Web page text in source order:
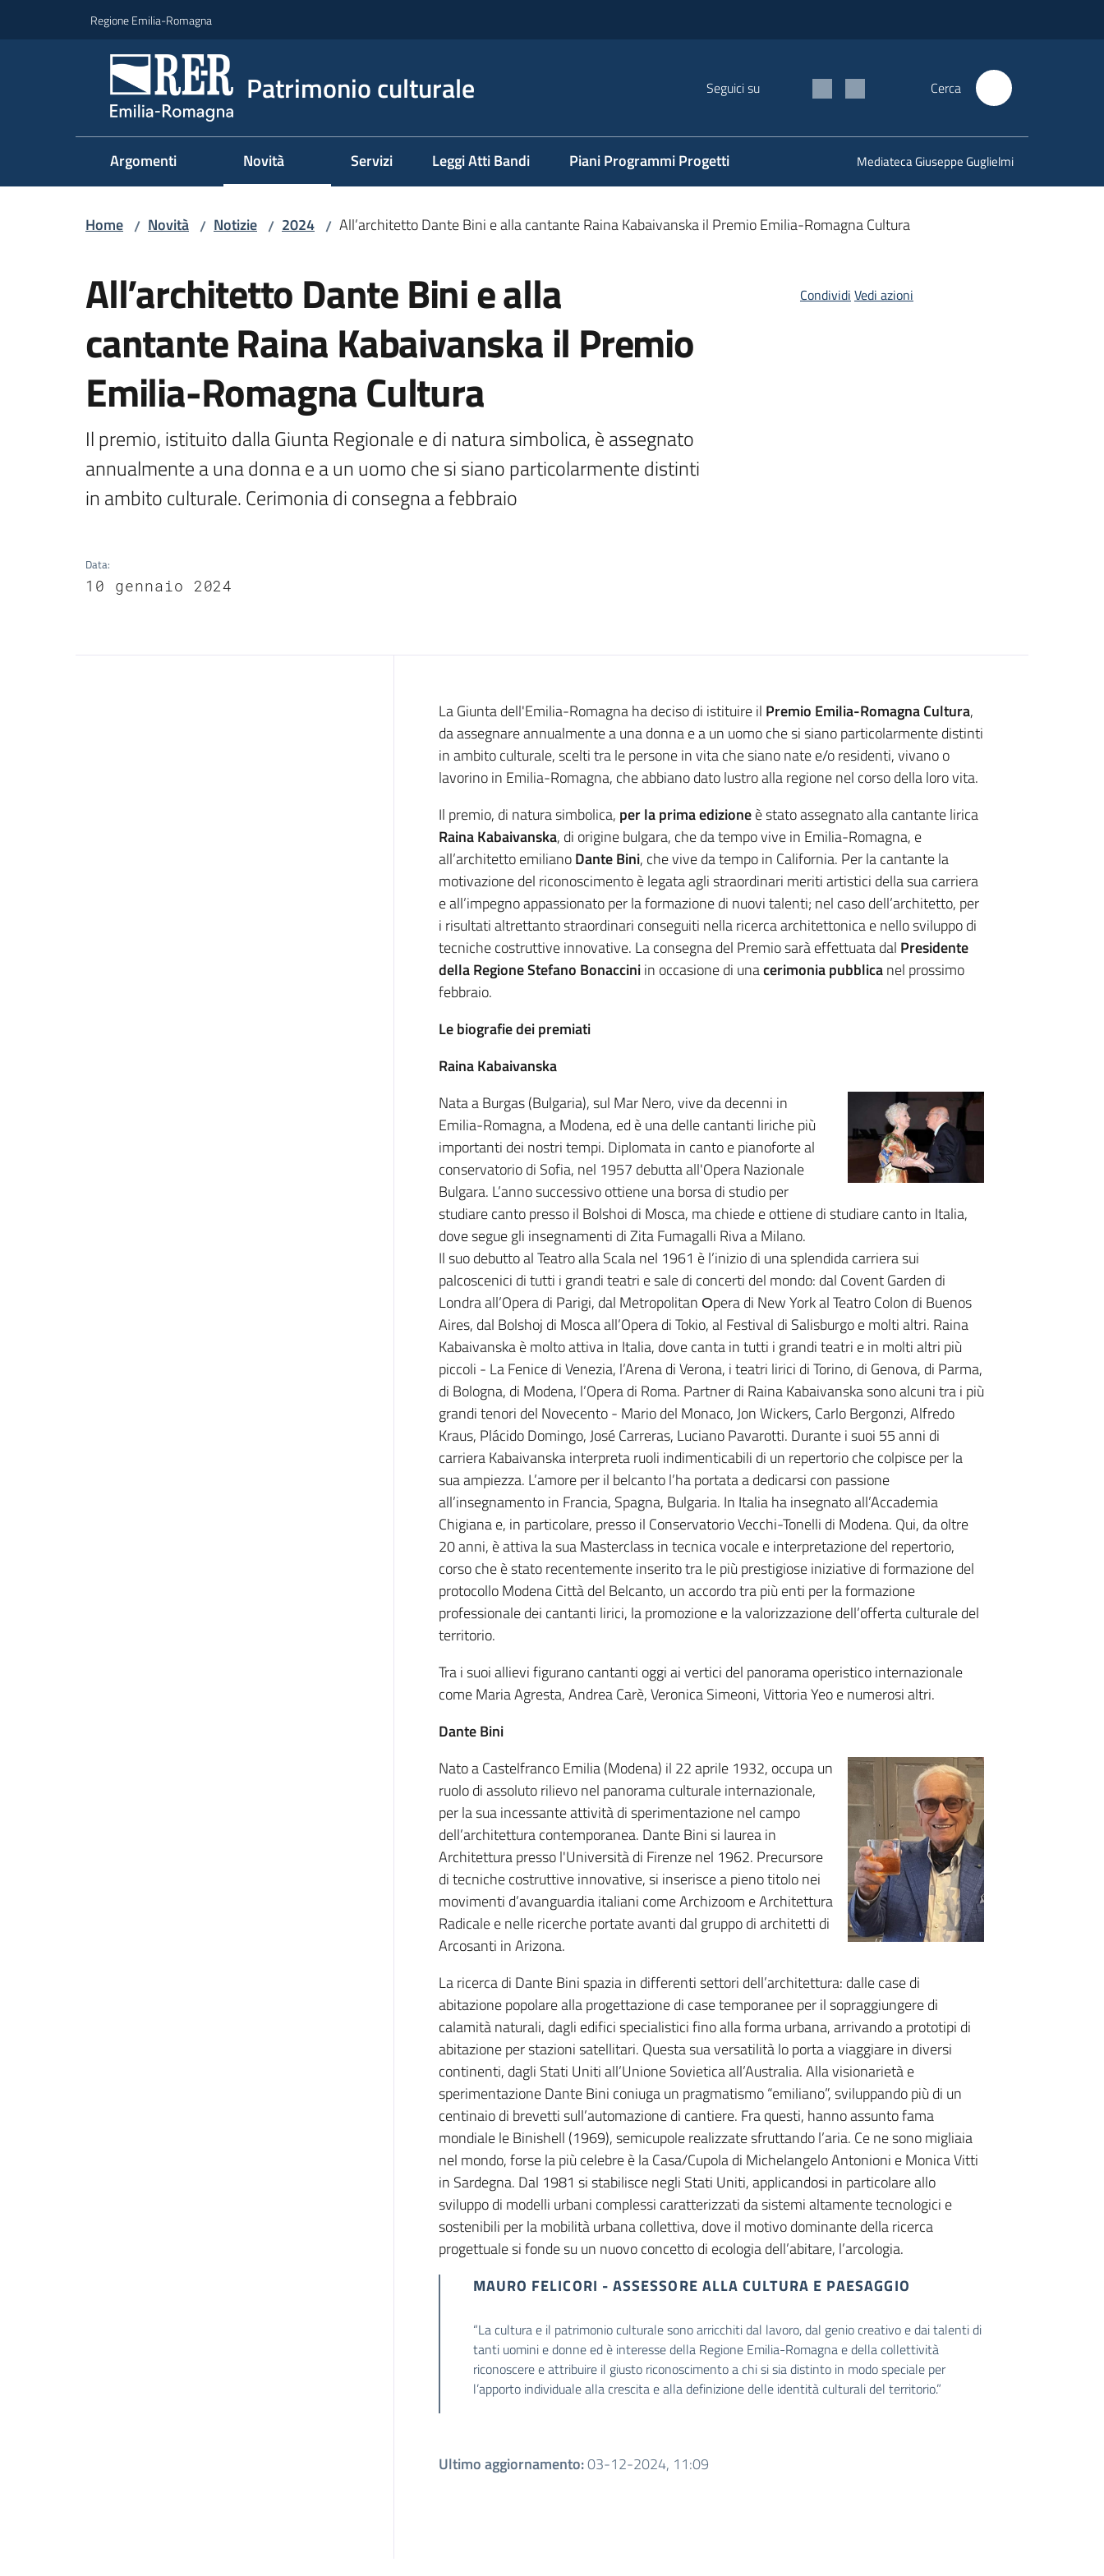
Regione Emilia-Romagna
Patrimonio culturale Seguici su Cerca
Argomenti Novità Servizi Leggi Atti Bandi Piani Programmi Progetti Mediateca Giuseppe Guglielmi
Home / Novità / Notizie / 2024 / All’architetto Dante Bini e alla cantante Raina Kabaivanska il Premio Emilia-Romagna Cultura
All’architetto Dante Bini e alla
cantante Raina Kabaivanska il Premio
Emilia-Romagna Cultura
Il premio, istituito dalla Giunta Regionale e di natura simbolica, è assegnato
annualmente a una donna e a un uomo che si siano particolarmente distinti
in ambito culturale. Cerimonia di consegna a febbraio
Data:
10 gennaio 2024
Condividi Vedi azioni
Introduzione
La Giunta dell'Emilia-Romagna ha deciso di istituire il Premio Emilia-Romagna Cultura,
da assegnare annualmente a una donna e a un uomo che si siano particolarmente distinti
in ambito culturale, scelti tra le persone in vita che siano nate e/o residenti, vivano o
lavorino in Emilia-Romagna, che abbiano dato lustro alla regione nel corso della loro vita.
Il premio, di natura simbolica, per la prima edizioneè stato assegnato alla cantante lirica
Raina Kabaivanska, di origine bulgara, che da tempo vive in Emilia-Romagna, e
all’architetto emilianoDante Bini, che vive da tempo in California. Per la cantante la
motivazione del riconoscimento è legata agli straordinari meriti artistici della sua carriera
e all’impegno appassionato per la formazione di nuovi talenti; nel caso dell’architetto, per
i risultati altrettanto straordinari conseguiti nella ricerca architettonica e nello sviluppo di
tecniche costruttive innovative. La consegna del Premio sarà effettuata dal Presidente
della RegioneStefano Bonacciniin occasione di unacerimonia pubblicanel prossimo
febbraio.
Le biografie dei premiati
Raina Kabaivanska
Nata a Burgas (Bulgaria), sul Mar Nero, vive da decenni in
Emilia-Romagna, a Modena, ed è una delle cantanti liriche più
importanti dei nostri tempi. Diplomata in canto e pianoforte al
conservatorio di Sofia, nel 1957 debutta all'Opera Nazionale
Bulgara. L’anno successivo ottiene una borsa di studio per
studiare canto presso il Bolshoi di Mosca, ma chiede e ottiene di studiare canto in Italia,
dove segue gli insegnamenti di Zita Fumagalli Riva a Milano.
Il suo debutto al Teatro alla Scala nel 1961 è l’inizio di una splendida carriera sui
palcoscenici di tutti i grandi teatri e sale di concerti del mondo: dal Covent Garden di
Londra all’Opera di Parigi, dal Metropolitan Оpera di New York al Teatro Colon di Buenos
Aires, dal Bolshoj di Mosca all’Opera di Tokio, al Festival di Salisburgo e molti altri. Raina
Kabaivanska è molto attiva in Italia, dove canta in tutti i grandi teatri e in molti altri più
piccoli - La Fenice di Venezia, l’Arena di Verona, i teatri lirici di Torino, di Genova, di Parma,
di Bologna, di Modena, l’Opera di Roma. Partner di Raina Kabaivanska sono alcuni tra i più
grandi tenori del Novecento - Mario del Monaco, Jon Wickers, Carlo Bergonzi, Alfredo
Kraus, Plácido Domingo, José Carreras, Luciano Pavarotti. Durante i suoi 55 anni di
carriera Kabaivanska interpreta ruoli indimenticabili di un repertorio che colpisce per la
sua ampiezza. L’amore per il belcanto l’ha portata a dedicarsi con passione
all’insegnamento in Francia, Spagna, Bulgaria. In Italia ha insegnato all’Accademia
Chigiana e, in particolare, presso il Conservatorio Vecchi-Tonelli di Modena. Qui, da oltre
20 anni, è attiva la sua Masterclass in tecnica vocale e interpretazione del repertorio,
corso che è stato recentemente inserito tra le più prestigiose iniziative di formazione del
protocollo Modena Città del Belcanto, un accordo tra più enti per la formazione
professionale dei cantanti lirici, la promozione e la valorizzazione dell’offerta culturale del
territorio.
Tra i suoi allievi figurano cantanti oggi ai vertici del panorama operistico internazionale
come Maria Agresta, Andrea Carè, Veronica Simeoni, Vittoria Yeo e numerosi altri.
Dante Bini
Nato a Castelfranco Emilia (Modena) il 22 aprile 1932, occupa un
ruolo di assoluto rilievo nel panorama culturale internazionale,
per la sua incessante attività di sperimentazione nel campo
dell’architettura contemporanea. Dante Bini si laurea in
Architettura presso l'Università di Firenze nel 1962. Precursore
di tecniche costruttive innovative, si inserisce a pieno titolo nei
movimenti d’avanguardia italiani come Archizoom e Architettura
Radicale e nelle ricerche portate avanti dal gruppo di architetti di
Arcosanti in Arizona.
La ricerca di Dante Bini spazia in differenti settori dell’architettura: dalle case di
abitazione popolare alla progettazione di case temporanee per il sopraggiungere di
calamità naturali, dagli edifici specialistici fino alla forma urbana, arrivando a prototipi di
abitazione per stazioni satellitari. Questa sua versatilità lo porta a viaggiare in diversi
continenti, dagli Stati Uniti all’Unione Sovietica all’Australia. Alla visionarietà e
sperimentazione Dante Bini coniuga un pragmatismo “emiliano”, sviluppando più di un
centinaio di brevetti sull’automazione di cantiere. Fra questi, hanno assunto fama
mondiale le Binishell (1969), semicupole realizzate sfruttando l’aria. Ce ne sono migliaia
nel mondo, forse la più celebre è la Casa/Cupola di Michelangelo Antonioni e Monica Vitti
in Sardegna. Dal 1981 si stabilisce negli Stati Uniti, applicandosi in particolare allo
sviluppo di modelli urbani complessi caratterizzati da sistemi altamente tecnologici e
sostenibili per la mobilità urbana collettiva, dove il motivo dominante della ricerca
progettuale si fonde su un nuovo concetto di ecologia dell’abitare, l’arcologia.
MAURO FELICORI - ASSESSORE ALLA CULTURA E PAESAGGIO
“La cultura e il patrimonio culturale sono arricchiti dal lavoro, dal genio creativo e dai talenti di
tanti uomini e donne ed è interesse della Regione Emilia-Romagna e della collettività
riconoscere e attribuire il giusto riconoscimento a chi si sia distinto in modo speciale per
l’apporto individuale alla crescita e alla definizione delle identità culturali del territorio.”
Ultimo aggiornamento:03-12-2024, 11:09